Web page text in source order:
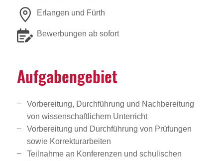
Erlangen und Fürth
Bewerbungen ab sofort
Aufga­ben­ge­biet
Vorbereitung, Durchführung und Nachbereitung
von wissenschaftlichem Unterricht
Vorbereitung und Durchführung von Prüfungen
sowie Korrekturarbeiten
Teilnahme an Konferenzen und schulischen